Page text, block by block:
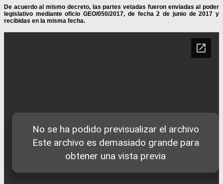
De acuerdo al mismo decreto, las partes vetadas fueron enviadas al poder
legislativo mediante oficio GEO/050/2017, de fecha 2 de junio de 2017 y
recibidas en la misma fecha.